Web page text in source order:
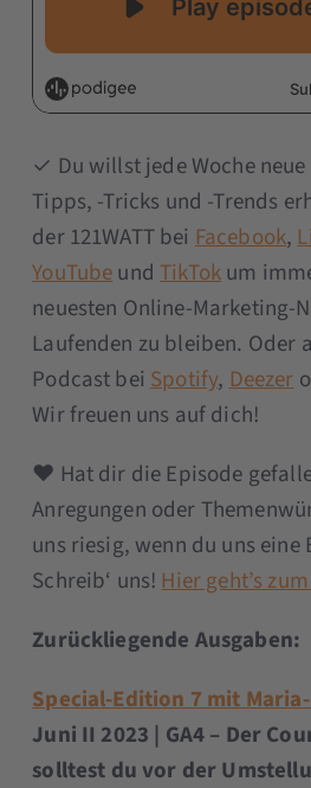
✓ Du willst jede Woche
Tipps, -Tricks und -Trends
der 121WATT bei Facebook,
YouTubeundTikTokum
neuesten Online-Marketing-
Laufenden zu bleiben. Oder
Podcast beiSpotify,Deezer
Wir freuen uns auf dich!
❤︎ Hat dir die Episode
Anregungen oder
uns riesig, wenn du uns
Schreib‘ uns!Hier geht’s
Zurückliegende Ausgaben:
Special-Edition 7 mit
Juni II 2023 | GA4 – Der
solltest du vor der